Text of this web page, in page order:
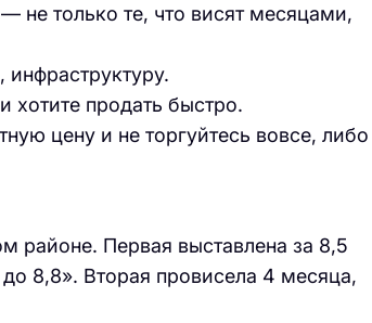
не только те, что висят месяцами,
инфраструктуру.
хотите продать быстро.
цену и не торгуйтесь вовсе, либо
районе. Первая выставлена за 8,5
8,8». Вторая провисела 4 месяца,